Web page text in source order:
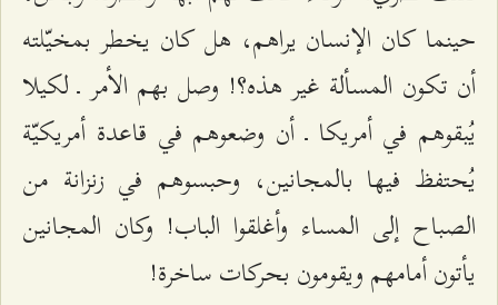
حينما كان الإنسان يراهم، هل كان يخطر بمخيّلته
أن تكون المسألة غير هذه؟! وصل بهم الأمر ـ لكيلا
يُبقوهم في أمريكا ـ أن وضعوهم في قاعدة أمريكيّة
يُحتفظ فيها بالمجانين، وحبسوهم في زنزانة من
الصباح إلى المساء وأغلقوا الباب! وكان المجانين
يأتون أمامهم ويقومون بحركات ساخرة!